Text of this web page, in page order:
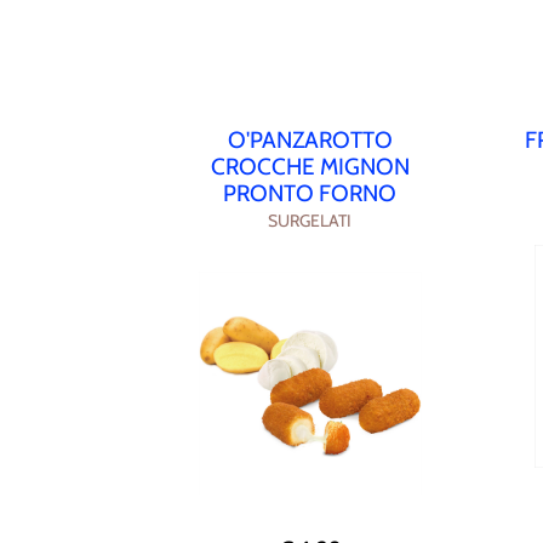
O'PANZAROTTO
CROCCHE MIGNON
PRONTO FORNO
SURGELATI